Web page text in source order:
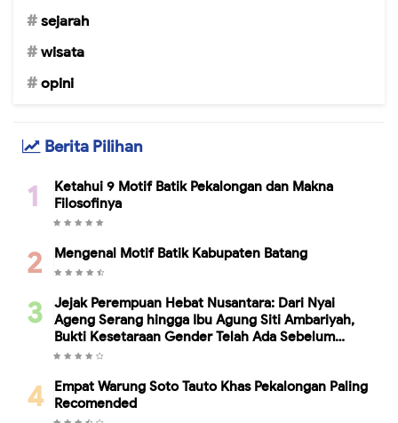
sejarah
wisata
opini
Berita Pilihan
Ketahui 9 Motif Batik Pekalongan dan Makna
Filosofinya
Mengenal Motif Batik Kabupaten Batang
Jejak Perempuan Hebat Nusantara: Dari Nyai
Ageng Serang hingga Ibu Agung Siti Ambariyah,
Bukti Kesetaraan Gender Telah Ada Sebelum
Kartini
Empat Warung Soto Tauto Khas Pekalongan Paling
Recomended